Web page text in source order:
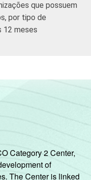
que possuem
por tipo de
12 meses
Category 2 Center,
of
The Center is linked